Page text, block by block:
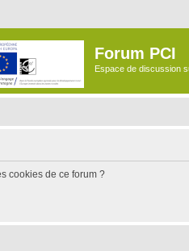
Forum PCI
Espace de discussion
cookies de ce forum ?